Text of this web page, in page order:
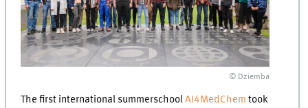
© Dziemba
The first international summerschoolAI4MedChemtook